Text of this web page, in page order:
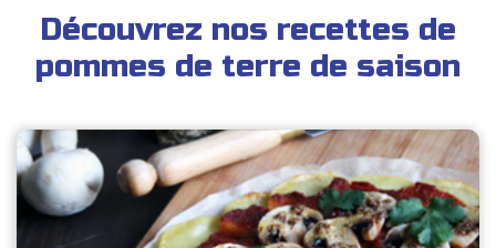
Découvrez nos recettes de
pommes de terre de saison